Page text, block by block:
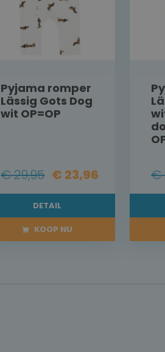
Pyjama romper
Lässig Gots Dog
wit OP=OP
€ 29,95 € 23,96
DETAIL
KOOP NU
€